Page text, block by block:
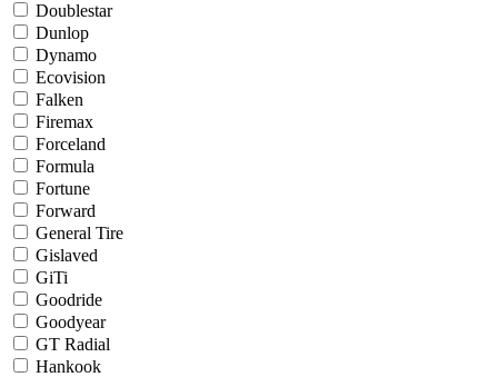
Doublestar
Dunlop
Dynamo
Ecovision
Falken
Firemax
Forceland
Formula
Fortune
Forward
General Tire
Gislaved
GiTi
Goodride
Goodyear
GT Radial
Hankook